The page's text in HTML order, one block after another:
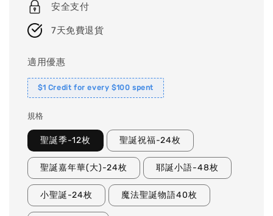
安全支付
7天免費退貨
適用優惠
$1 Credit for every $100 spent
規格
聖誕季-12枚 聖誕祝福-24枚
聖誕嘉年華(大)-24枚 耶誕小語-48枚
小聖誕-24枚 魔法聖誕物語40枚